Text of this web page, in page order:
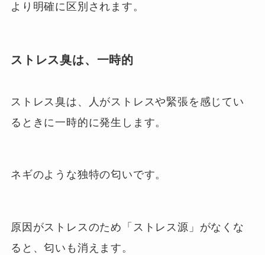
より明確に区別されます。
ストレス臭は、一時的
ストレス臭は、人がストレスや緊張を感じてい
るときに一時的に発生します。
ネギのような独特の匂いです。
原因がストレスのため「ストレス源」がなくな
ると、匂いも消えます。